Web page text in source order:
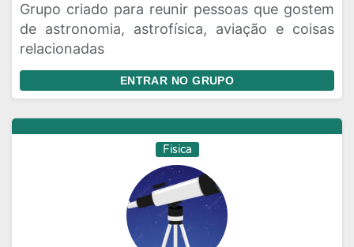
Grupo criado para reunir pessoas que gostem
de astronomia, astrofísica, aviação e coisas
relacionadas
ENTRAR NO GRUPO
Fisica